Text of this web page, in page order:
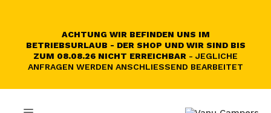
ACHTUNG WIR BEFINDEN UNS IM
BETRIEBSURLAUB - DER SHOP UND WIR SIND BIS
ZUM 08.08.26 NICHT ERREICHBAR - JEGLICHE
ANFRAGEN WERDEN ANSCHLIESSEND BEARBEITET